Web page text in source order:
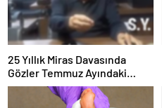
25 Yıllık Miras Davasında
Gözler Temmuz Ayındaki
Karar Duruşmasına Çevrildi